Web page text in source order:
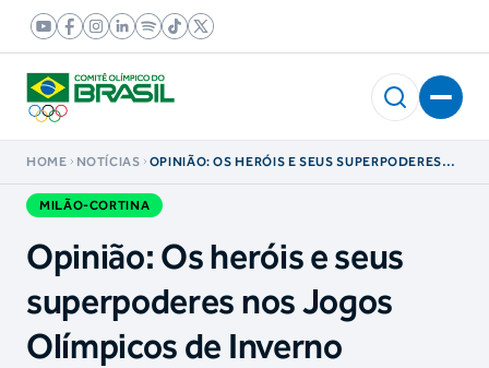
HOME NOTÍCIAS
OPINIÃO: OS HERÓIS E SEUS SUPERPODERES
MILÃO-CORTINA
Opinião: Os heróis e seus
superpoderes nos Jogos
Olímpicos de Inverno